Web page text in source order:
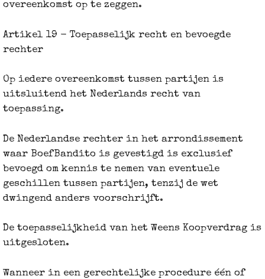
overeenkomst op te zeggen.
Artikel 19 - Toepasselijk recht en bevoegde
rechter
Op iedere overeenkomst tussen partijen is
uitsluitend het Nederlands recht van
toepassing.
De Nederlandse rechter in het arrondissement
waar BoefBandito is gevestigd is exclusief
bevoegd om kennis te nemen van eventuele
geschillen tussen partijen, tenzij de wet
dwingend anders voorschrijft.
De toepasselijkheid van het Weens Koopverdrag is
uitgesloten.
Wanneer in een gerechtelijke procedure één of